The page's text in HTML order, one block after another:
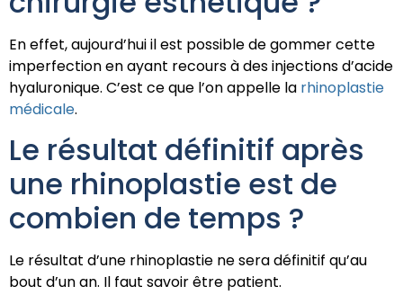
En effet, aujourd’hui il est possible de gommer cette
imperfection en ayant recours à des injections d’acide
hyaluronique. C’est ce que l’on appelle la rhinoplastie
médicale.
Le résultat définitif après
une rhinoplastie est de
combien de temps ?
Le résultat d’une rhinoplastie ne sera définitif qu’au
bout d’un an. Il faut savoir être patient.